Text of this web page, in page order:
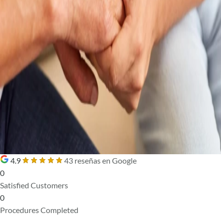
4.9
43 reseñas en Google
0
Satisfied Customers
0
Procedures Completed